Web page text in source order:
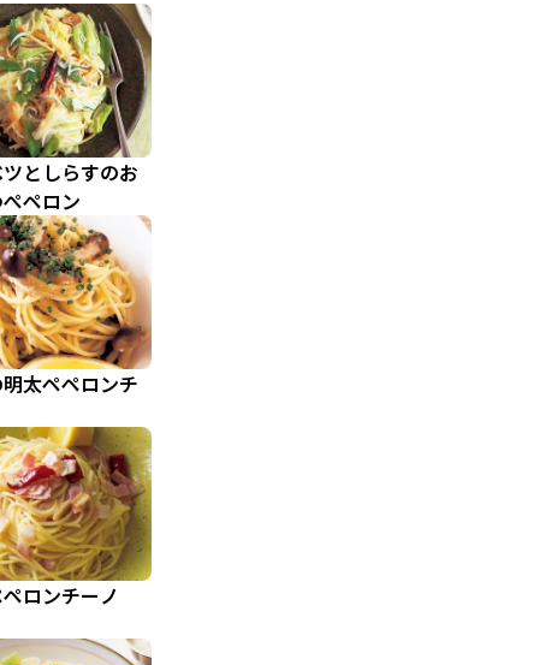
としらすのお
ペロン
太ペペロンチ
ロンチーノ